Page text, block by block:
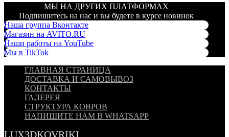
МЫ НА ДРУГИХ ПЛАТФОРМАХ
Подпишитесь на нас и вы будете в курсе новинок
Наша группа Вконтакте
Магазин на AVITO.RU
Наши работы на YouTube
Мы в TikTok
ГЛАВНАЯ СТРАНИЦА
ДОСТАВКА И САМОВЫВОЗ
КОНТАКТЫ
ГАЛЕРЕЯ
СТРУКТУРА КОВРОВ
НАПИШИТЕ НАМ В WHATSAPP
LUX3DKOVRIKI